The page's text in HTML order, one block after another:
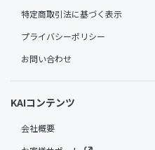
特定商取引法に基づく表示
プライバシーポリシー
お問い合わせ
KAIコンテンツ
会社概要